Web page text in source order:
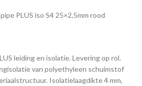
PLUS iso S4 25×2,5mm rood
leiding en isolatie. Levering op rol.
van polyethyleen schuimstof
Isolatielaagdikte 4 mm,